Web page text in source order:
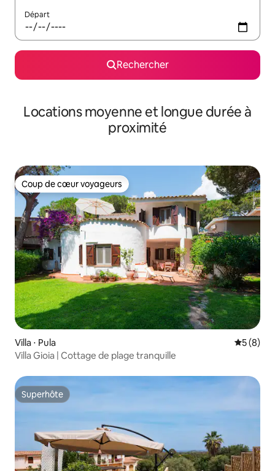
Départ
Rechercher
Locations moyenne et longue durée à
proximité
Coup de cœur voyageurs
Coup de cœur voyageurs
Villa ⋅ Pula
5 (8)
Villa Gioia | Cottage de plage tranquille
Superhôte
Superhôte